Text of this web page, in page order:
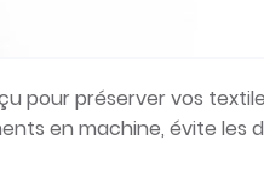
pour préserver vos
en machine, évite